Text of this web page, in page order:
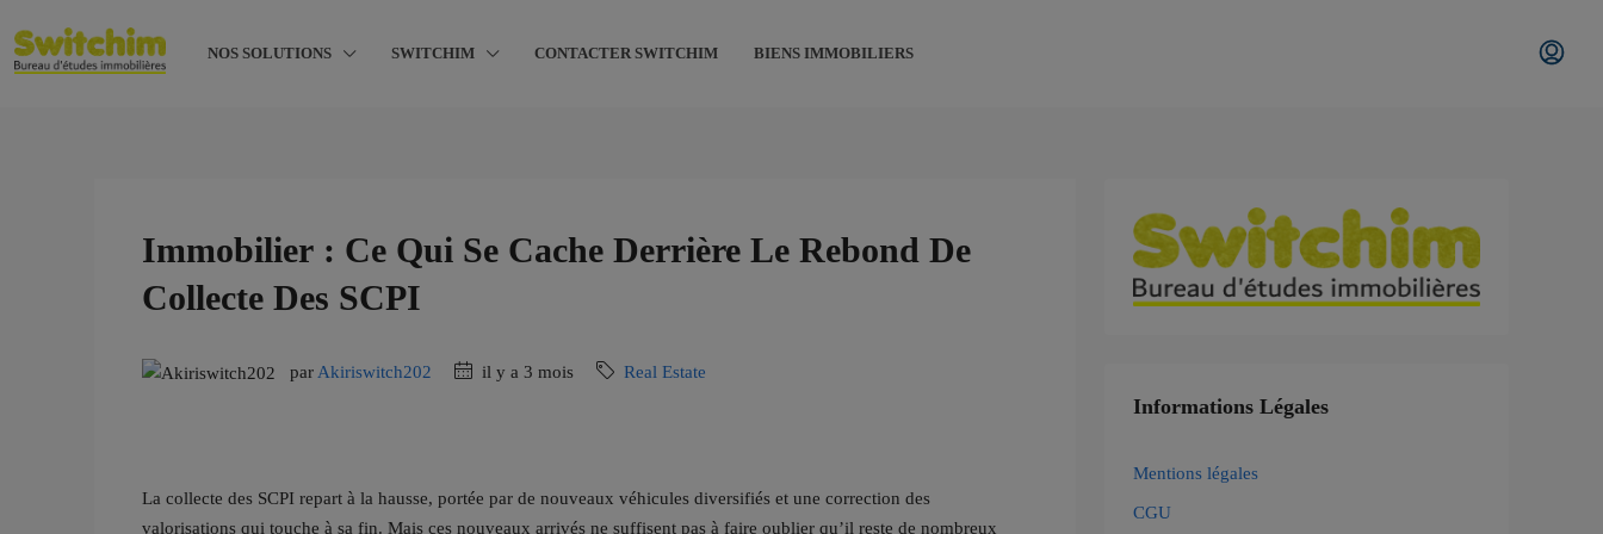
NOS SOLUTIONS SWITCHIM CONTACTER SWITCHIM BIENS IMMOBILIERS
Immobilier : Ce Qui Se Cache Derrière Le Rebond De
Collecte Des SCPI
par Akiriswitch202 il y a 3 mois Real Estate
La collecte des SCPI repart à la hausse, portée par de nouveaux véhicules diversifiés et une correction des
valorisations qui touche à sa fin. Mais ces nouveaux arrivés ne suffisent pas à faire oublier qu’il reste de nombreux
Informations Légales
Mentions légales
CGU